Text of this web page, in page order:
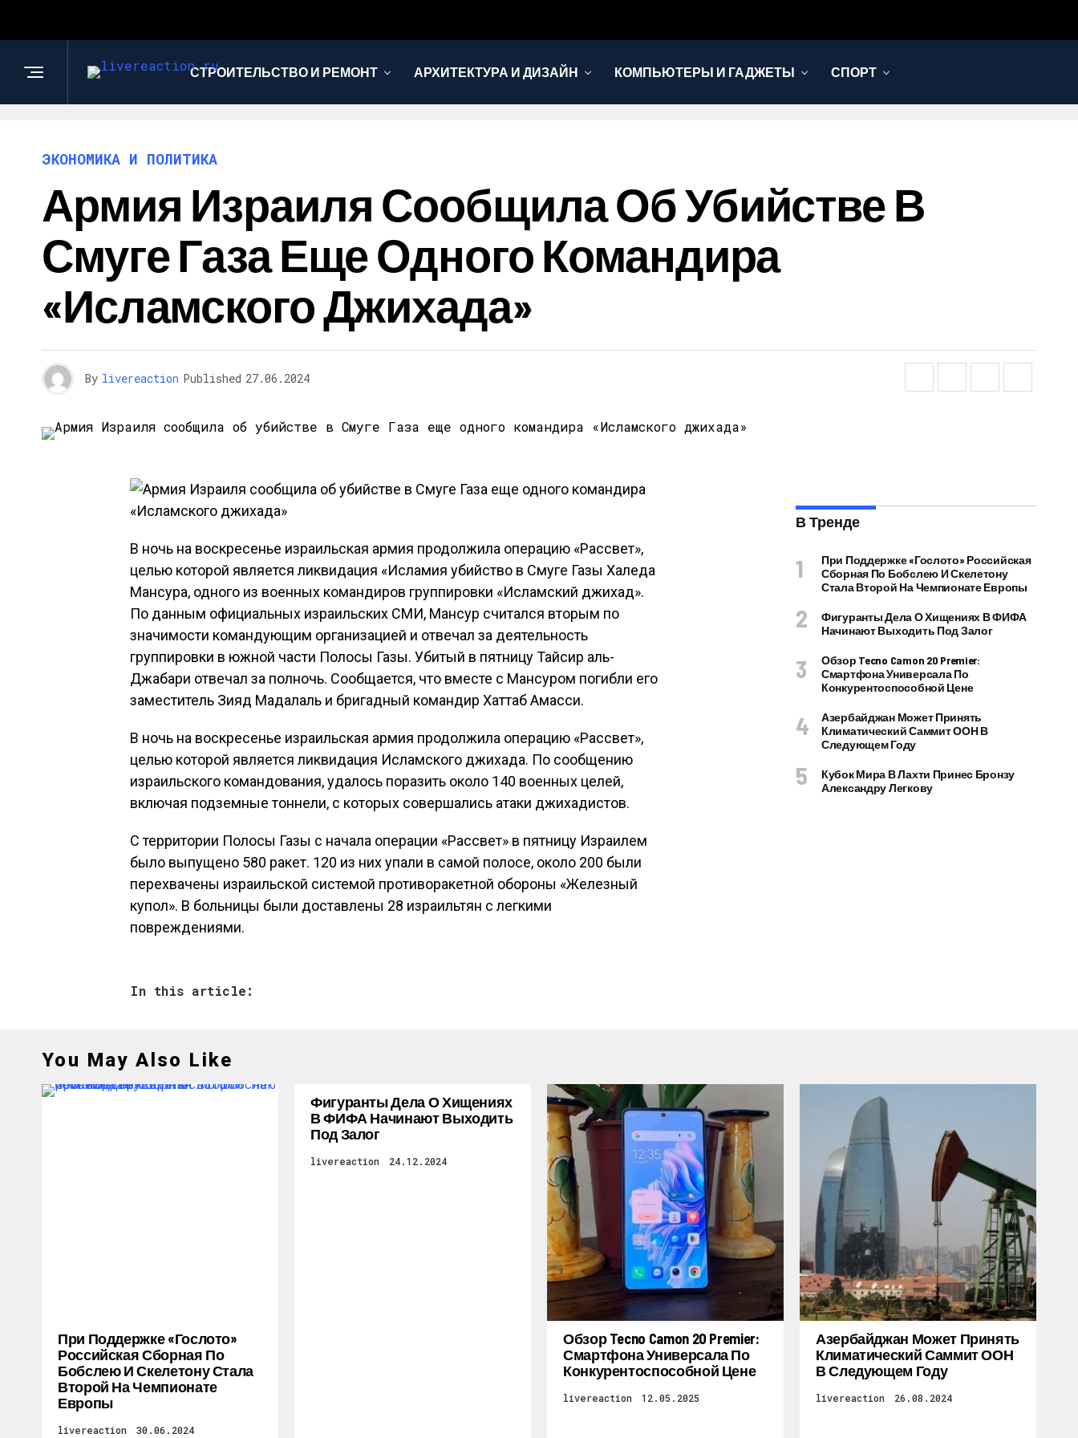
СТРОИТЕЛЬСТВО И РЕМОНТ АРХИТЕКТУРА И ДИЗАЙН КОМПЬЮТЕРЫ И ГАДЖЕТЫ СПОРТ
ЭКОНОМИКА И ПОЛИТИКА
Армия Израиля Сообщила Об Убийстве В
Смуге Газа Еще Одного Командира
«Исламского Джихада»
By livereaction Published 27.06.2024
В ночь на воскресенье израильская армия продолжила операцию «Рассвет»,
целью которой является ликвидация «Исламия убийство в Смуге Газы Халеда
Мансура, одного из военных командиров группировки «Исламский джихад».
По данным официальных израильских СМИ, Мансур считался вторым по
значимости командующим организацией и отвечал за деятельность
группировки в южной части Полосы Газы. Убитый в пятницу Тайсир аль-
Джабари отвечал за полночь. Сообщается, что вместе с Мансуром погибли его
заместитель Зияд Мадалаль и бригадный командир Хаттаб Амасси.
В ночь на воскресенье израильская армия продолжила операцию «Рассвет»,
целью которой является ликвидация Исламского джихада. По сообщению
израильского командования, удалось поразить около 140 военных целей,
включая подземные тоннели, с которых совершались атаки джихадистов.
С территории Полосы Газы с начала операции «Рассвет» в пятницу Израилем
было выпущено 580 ракет. 120 из них упали в самой полосе, около 200 были
перехвачены израильской системой противоракетной обороны «Железный
купол». В больницы были доставлены 28 израильтян с легкими
повреждениями.
In this article:
В Тренде
При Поддержке «Гослото» Российская
Сборная По Бобслею И Скелетону
Стала Второй На Чемпионате Европы
Фигуранты Дела О Хищениях В ФИФА
Начинают Выходить Под Залог
Обзор Tecno Camon 20 Premier:
Смартфона Универсала По
Конкурентоспособной Цене
Азербайджан Может Принять
Климатический Саммит ООН В
Следующем Году
Кубок Мира В Лахти Принес Бронзу
Александру Легкову
You May Also Like
При Поддержке «Гослото»
Российская Сборная По
Бобслею И Скелетону Стала
Второй На Чемпионате
Европы
livereaction 30.06.2024
Фигуранты Дела О Хищениях
В ФИФА Начинают Выходить
Под Залог
livereaction 24.12.2024
Обзор Tecno Camon 20 Premier:
Смартфона Универсала По
Конкурентоспособной Цене
livereaction 12.05.2025
Азербайджан Может Принять
Климатический Саммит ООН
В Следующем Году
livereaction 26.08.2024